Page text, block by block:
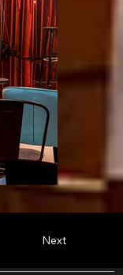
Next